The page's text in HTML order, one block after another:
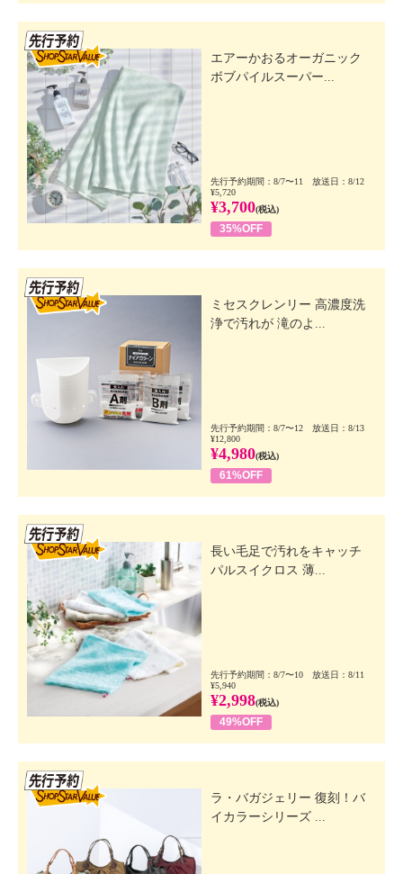
エアーかおるオーガニック
ボブパイルスーパー...
先行予約期間：8/7〜11 放送日：8/12
¥5,720
¥3,700(税込)
35%OFF
ミセスクレンリー 高濃度洗
浄で汚れが 滝のよ...
先行予約期間：8/7〜12 放送日：8/13
¥12,800
¥4,980(税込)
61%OFF
長い毛足で汚れをキャッチ
パルスイクロス 薄...
先行予約期間：8/7〜10 放送日：8/11
¥5,940
¥2,998(税込)
49%OFF
ラ・バガジェリー 復刻！バ
イカラーシリーズ ...